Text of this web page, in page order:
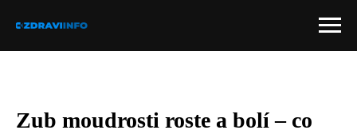
Zub moudrosti roste a bolí – co